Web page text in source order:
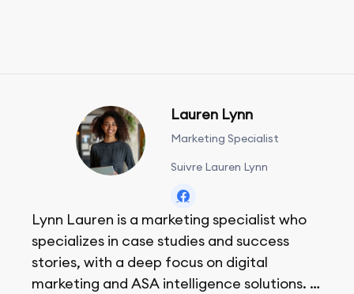
Lauren Lynn
Marketing Specialist
Suivre Lauren Lynn
Lynn Lauren is a marketing specialist who
specializes in case studies and success
stories, with a deep focus on digital
marketing and ASA intelligence solutions.